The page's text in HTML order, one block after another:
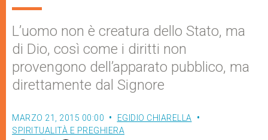
L’uomo non è creatura dello Stato, ma
di Dio, così come i diritti non
provengono dell’apparato pubblico, ma
direttamente dal Signore
MARZO 21, 2015 00:00
EGIDIO CHIARELLA
SPIRITUALITÀ E PREGHIERA